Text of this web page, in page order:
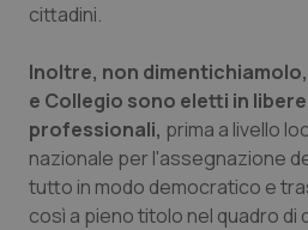
cittadini.
Inoltre, non
e Collegio sono eletti in
professionali, prima a livello
nazionale per l'assegnazione
tutto in modo democratico e
così a pieno titolo nel quadro di